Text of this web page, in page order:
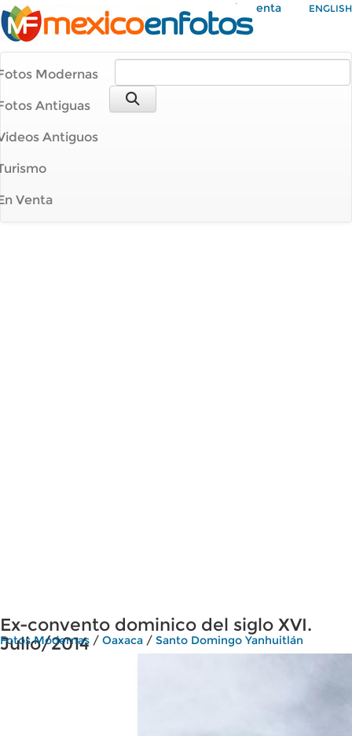
Mi Cuenta ENGLISH
Modernas
Antiguas
Antiguos
Venta
Ex-convento dominico del siglo XVI.
Julio/2014
Fotos Modernas / Oaxaca / Santo Domingo Yanhuitlán